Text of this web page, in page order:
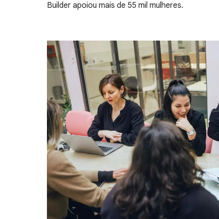
Builder apoiou mais de 55 mil mulheres.